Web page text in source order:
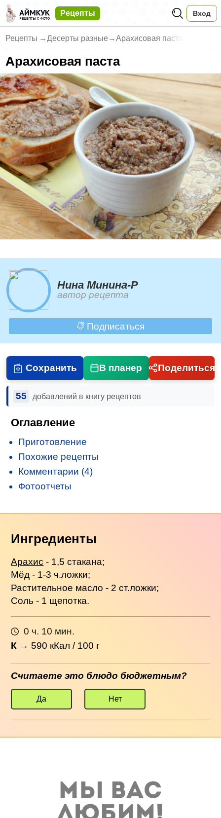
Рецепты Вход
Рецепты →Десерты разные →Арахисовая паста
Арахисовая паста
Нина Минина-Р
автор рецепта
Подписаться
Сохранить В планер Поделиться
55 добавлений в книгу рецептов
Оглавление
Приготовление
Похожие рецепты
Комментарии (4)
Фотоотчеты
Ингредиенты
Арахис - 1,5 стакана;
Мёд - 1-3 ч.ложки;
Растительное масло - 2 ст.ложки;
Соль - 1 щепотка.
0 ч. 10 мин.
К → 590 кКал / 100 г
Считаете это блюдо бюджетным?
Да Нет